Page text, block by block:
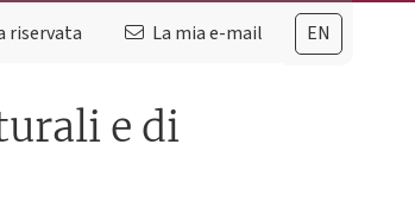
EN
riservata La mia e-mail
e di